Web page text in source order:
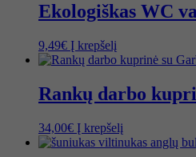
Ekologiškas WC
9,49€ Į krepšelį
Rankų darbo
34,00€ Į krepšelį